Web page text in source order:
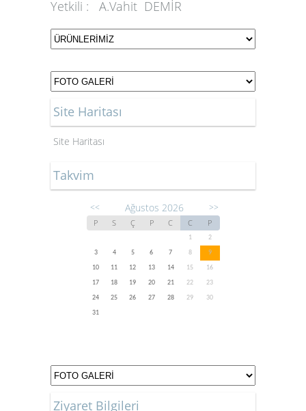
Yetkili :
A.Vahit DEMİR
Site Haritası
Site Haritası
Takvim
<< Ağustos 2026 >>
P S Ç P C C P
1
2
3
4 5 6 7 8
9
10
11 12 13 14 15
16
17
18 19 20 21 22
23
24
25 26 27 28 29
30
31
Ziyaret Bilgileri